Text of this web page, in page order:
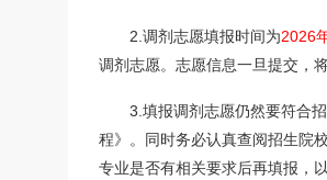
2.调剂志愿填报时间为2026
调剂志愿。志愿信息一旦提交，
3.填报调剂志愿仍然要符合
程》。同时务必认真查阅招生院
专业是否有相关要求后再填报，